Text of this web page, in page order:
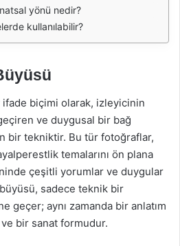
yönü nedir?
kullanılabilir?
biçimi olarak, izleyicinin
ve duygusal bir bağ
bir tekniktir. Bu tür fotoğraflar,
temalarını ön plana
çeşitli yorumlar ve duygular
büyüsü, sadece teknik bir
geçer; aynı zamanda bir anlatım
bir sanat formudur.